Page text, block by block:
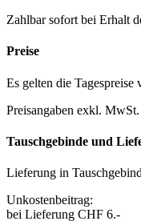
Zahlbar sofort bei Erhalt
Preise
Es gel­ten die
Preisangaben exkl. MwSt.
Tauschgebinde und
Liefer­ung in
Unkosten­beitrag:
bei Liefer­ung CHF 6.-